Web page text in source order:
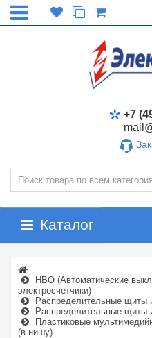
+7
Каталог
НВО (Автоматические
электросчетчики)
Распределительные щиты
Распределительные щиты
Пластиковые
(в нишу)